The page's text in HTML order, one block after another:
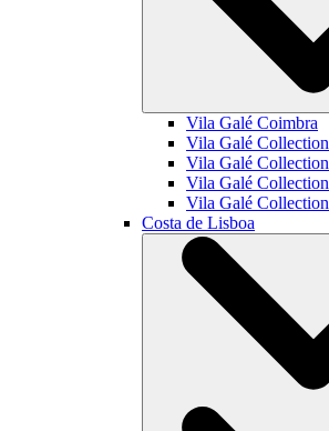
Vila Galé Coimbra
Vila Galé Collection
Vila Galé Collection
Vila Galé Collection
Vila Galé Collection
Costa de Lisboa